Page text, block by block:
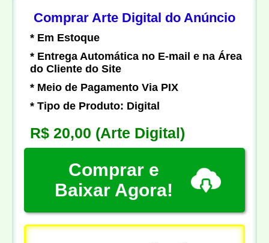
Comprar Arte Digital do Anúncio
* Em Estoque
* Entrega Automática no E-mail e na Área
do Cliente do Site
* Meio de Pagamento Via PIX
* Tipo de Produto: Digital
R$ 20,00 (Arte Digital)
Comprar e
Baixar Agora!